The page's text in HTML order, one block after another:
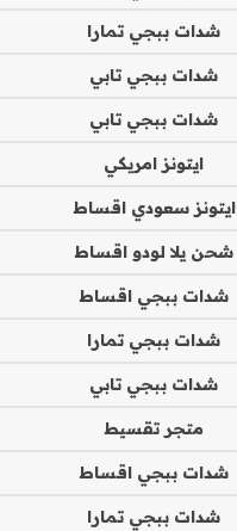
شدات ببجي تمارا
شدات ببجي تابي
شدات ببجي تابي
ايتونز امريكي
ايتونز سعودي اقساط
شحن يلا لودو اقساط
شدات ببجي اقساط
شدات ببجي تمارا
شدات ببجي تابي
متجر تقسيط
شدات ببجي اقساط
شدات ببجي تمارا